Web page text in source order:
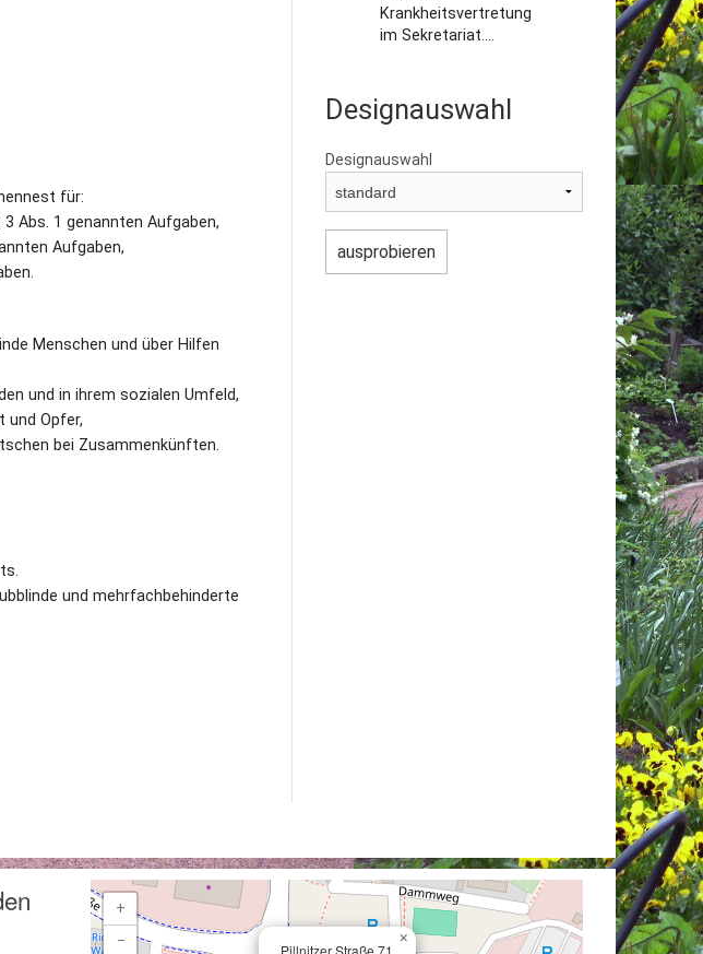
für:
Abs. 1 genannten Aufgaben,
Aufgaben,
Menschen und über Hilfen
und in ihrem sozialen Umfeld,
und Opfer,
bei Zusammenkünften.
und mehrfachbehinderte
Krankheitsvertretung
im Sekretariat....
Designauswahl
Designauswahl
Pillnitzer Straße 71
×
+
−